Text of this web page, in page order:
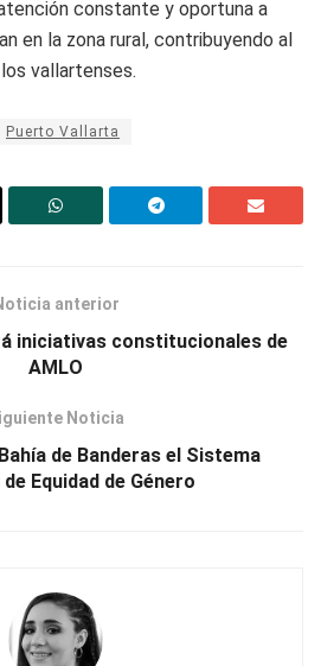
constante y oportuna a
en la zona rural, contribuyendo al
vallartenses.
Puerto Vallarta
anterior
iniciativas constitucionales de
AMLO
Noticia
de Banderas el Sistema
Equidad de Género